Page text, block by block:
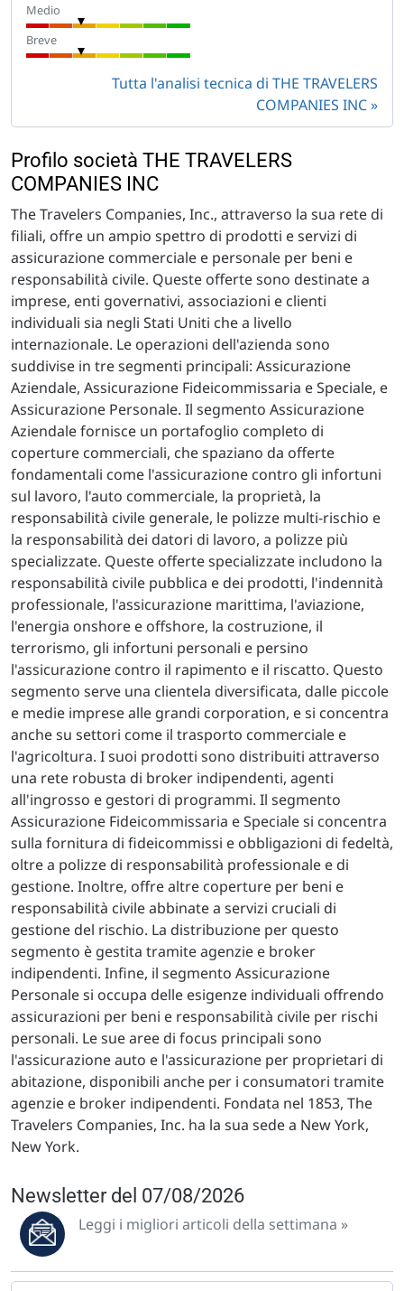
Medio
Breve
Tutta l'analisi tecnica di THE TRAVELERS
COMPANIES INC
Profilo società THE TRAVELERS
COMPANIES INC
The Travelers Companies, Inc., attraverso la sua rete di
filiali, offre un ampio spettro di prodotti e servizi di
assicurazione commerciale e personale per beni e
responsabilità civile. Queste offerte sono destinate a
imprese, enti governativi, associazioni e clienti
individuali sia negli Stati Uniti che a livello
internazionale. Le operazioni dell'azienda sono
suddivise in tre segmenti principali: Assicurazione
Aziendale, Assicurazione Fideicommissaria e Speciale, e
Assicurazione Personale. Il segmento Assicurazione
Aziendale fornisce un portafoglio completo di
coperture commerciali, che spaziano da offerte
fondamentali come l'assicurazione contro gli infortuni
sul lavoro, l'auto commerciale, la proprietà, la
responsabilità civile generale, le polizze multi-rischio e
la responsabilità dei datori di lavoro, a polizze più
specializzate. Queste offerte specializzate includono la
responsabilità civile pubblica e dei prodotti, l'indennità
professionale, l'assicurazione marittima, l'aviazione,
l'energia onshore e offshore, la costruzione, il
terrorismo, gli infortuni personali e persino
l'assicurazione contro il rapimento e il riscatto. Questo
segmento serve una clientela diversificata, dalle piccole
e medie imprese alle grandi corporation, e si concentra
anche su settori come il trasporto commerciale e
l'agricoltura. I suoi prodotti sono distribuiti attraverso
una rete robusta di broker indipendenti, agenti
all'ingrosso e gestori di programmi. Il segmento
Assicurazione Fideicommissaria e Speciale si concentra
sulla fornitura di fideicommissi e obbligazioni di fedeltà,
oltre a polizze di responsabilità professionale e di
gestione. Inoltre, offre altre coperture per beni e
responsabilità civile abbinate a servizi cruciali di
gestione del rischio. La distribuzione per questo
segmento è gestita tramite agenzie e broker
indipendenti. Infine, il segmento Assicurazione
Personale si occupa delle esigenze individuali offrendo
assicurazioni per beni e responsabilità civile per rischi
personali. Le sue aree di focus principali sono
l'assicurazione auto e l'assicurazione per proprietari di
abitazione, disponibili anche per i consumatori tramite
agenzie e broker indipendenti. Fondata nel 1853, The
Travelers Companies, Inc. ha la sua sede a New York,
New York.
Newsletter del 07/08/2026
Leggi i migliori articoli della settimana »